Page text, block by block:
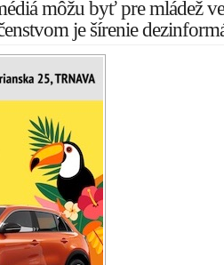
môžu byť pre mládež
je šírenie